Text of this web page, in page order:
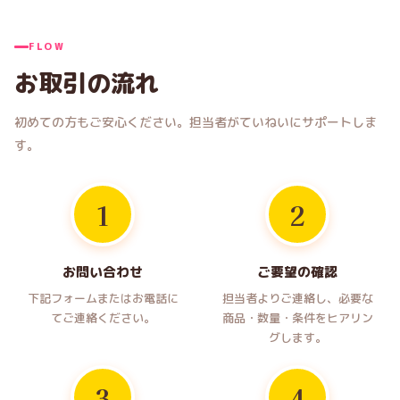
FLOW
お取引の流れ
初めての方もご安心ください。担当者がていねいにサポートしま
す。
1
お問い合わせ
下記フォームまたはお電話に
てご連絡ください。
2
ご要望の確認
担当者よりご連絡し、必要な
商品・数量・条件をヒアリン
グします。